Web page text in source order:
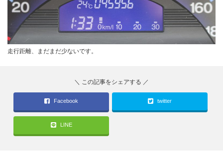
走行距離、まだまだ少ないです。
Facebook twitter
LINE